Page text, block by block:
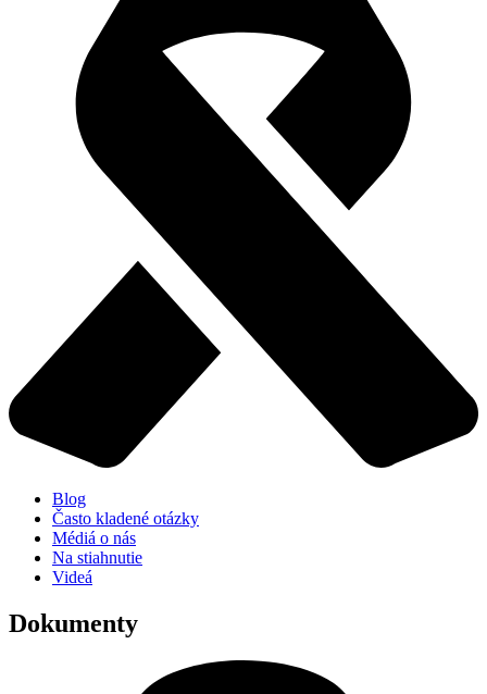
Blog
Často kladené otázky
Médiá o nás
Na stiahnutie
Videá
Dokumenty